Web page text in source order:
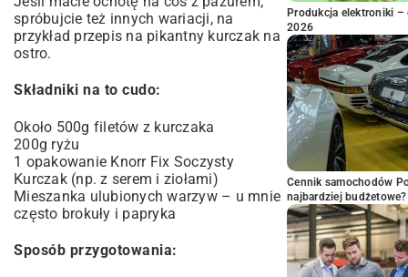
spróbujcie też innych wariacji, na
przykład przepis na pikantny kurczak na
ostro.
Składniki na to cudo:
Około 500g filetów z kurczaka
200g ryżu
1 opakowanie Knorr Fix Soczysty
Kurczak (np. z serem i ziołami)
Mieszanka ulubionych warzyw – u mnie
często brokuły i papryka
Sposób przygotowania:
Produkcja elektroniki –
2026
Cennik samochodów
najbardziej budżetowe?